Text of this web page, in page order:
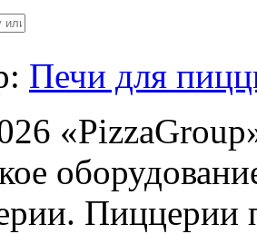
Печи для
Пиццерии